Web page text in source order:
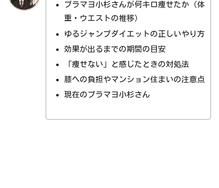
ブラマヨ小杉さんが何キロ痩せたか（体
重・ウエストの推移）
ゆるジャンプダイエットの正しいやり方
効果が出るまでの期間の目安
「痩せない」と感じたときの対処法
膝への負担やマンション住まいの注意点
現在のブラマヨ小杉さん